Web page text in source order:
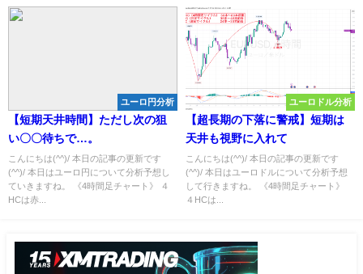
ユーロ円分析
【短期天井時間】ただし次の狙
い〇〇待ちで…。
こんにちは(^^)/ 本日の記事の更新です
(^^)/ 本日はユーロ円について分析予想し
ていきますね。 《4時間足チャート》 ４
HCは赤...
ユーロドル分析
【超長期の下落に警戒】短期は
天井も視野に入れて
こんにちは(^^)/ 本日の記事の更新です
(^^)/ 本日はユーロドルについて分析予想
して行きますね。 《4時間足チャート》
４HCは...